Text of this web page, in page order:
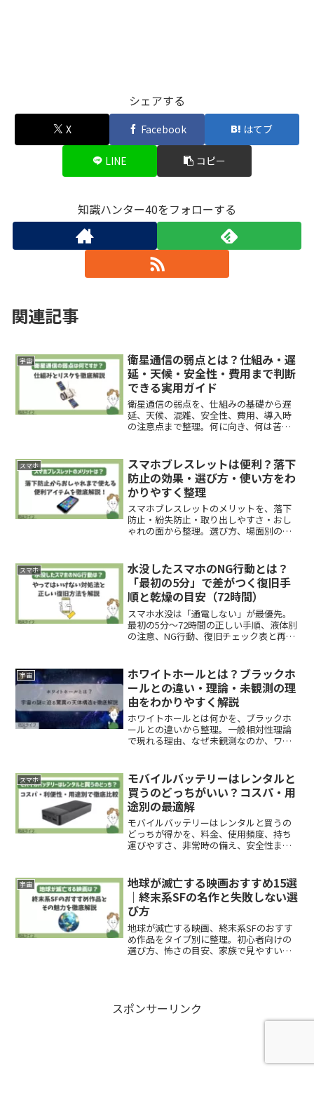
シェアする
X Facebook はてブ
LINE コピー
知識ハンター40をフォローする
関連記事
宇宙
衛星通信の弱点とは？仕組み・遅
延・天候・安全性・費用まで判断
できる実用ガイド
衛星通信の弱点を、仕組みの基礎から遅
延、天候、混雑、安全性、費用、導入時
の注意点まで整理。何に向き、何は苦手
スマホ
スマホブレスレットは便利？落下
防止の効果・選び方・使い方をわ
かりやすく整理
スマホブレスレットのメリットを、落下
防止・紛失防止・取り出しやすさ・おし
ゃれの面から整理。選び方、場面別の使
える形でまとめました。
スマホ
水没したスマホのNG行動とは？
「最初の5分」で差がつく復旧手
順と乾燥の目安（72時間）
スマホ水没は「通電しない」が最優先。
最初の5分〜72時間の正しい手順、液体別
の注意、NG行動、復旧チェック表と再発
宇宙
ホワイトホールとは？ブラックホ
ールとの違い・理論・未観測の理
由をわかりやすく解説
ホワイトホールとは何かを、ブラックホ
ールとの違いから整理。一般相対性理論
で現れる理由、なぜ未観測なのか、ワー
ます。
スマホ
モバイルバッテリーはレンタルと
買うのどっちがいい？コスパ・用
途別の最適解
モバイルバッテリーはレンタルと買うの
どっちが得かを、料金、使用頻度、持ち
運びやすさ、非常時の備え、安全性まで
宇宙
地球が滅亡する映画おすすめ15選
｜終末系SFの名作と失敗しない選
び方
地球が滅亡する映画、終末系SFのおすす
め作品をタイプ別に整理。初心者向けの
選び方、怖さの目安、家族で見やすい作
スポンサーリンク